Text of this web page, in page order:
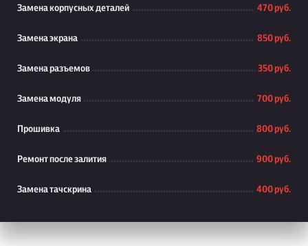
Замена корпусных деталей 470 руб.
Замена экрана 850 руб.
Замена разъемов 350 руб.
Замена модуля 700 руб.
Прошивка 800 руб.
Ремонт после залития 900 руб.
Замена тачскрина 400 руб.